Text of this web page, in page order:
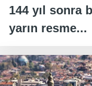
144 yıl sonra
yarın resme...